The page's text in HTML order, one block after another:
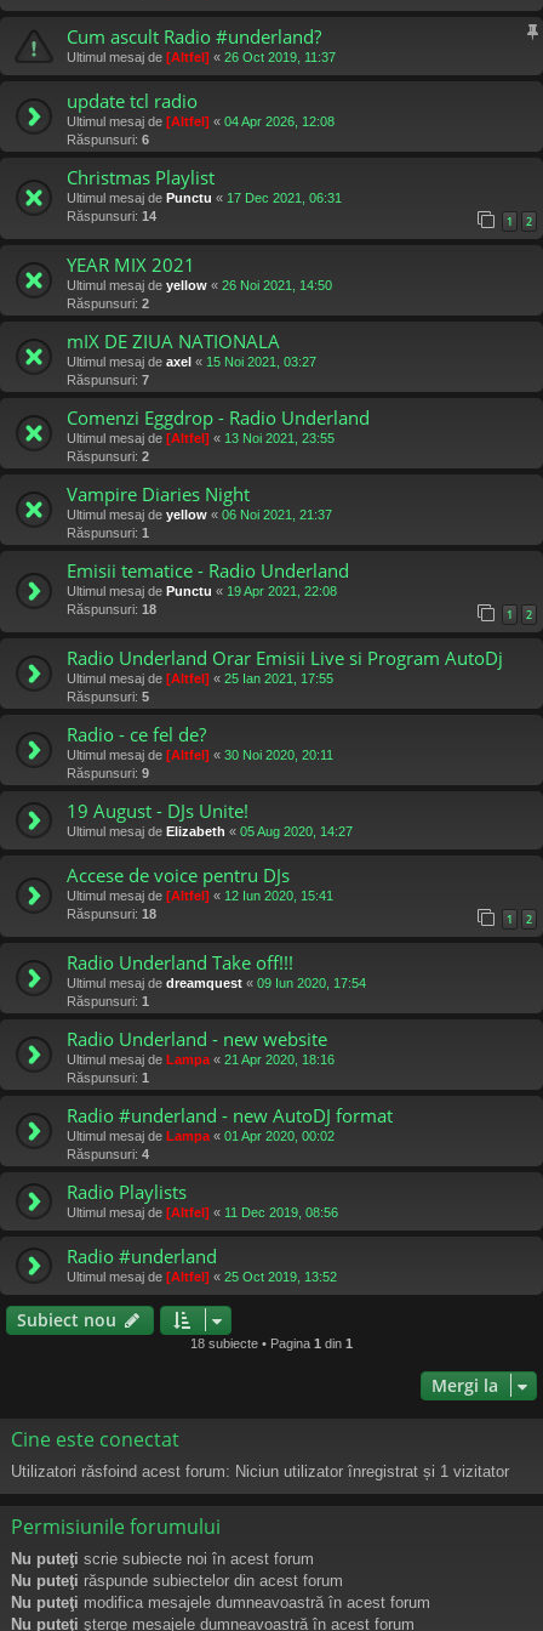
Cum ascult Radio #underland?
Ultimul mesaj de [Altfel] « 26 Oct 2019, 11:37
update tcl radio
Ultimul mesaj de [Altfel] « 04 Apr 2026, 12:08
Răspunsuri: 6
Christmas Playlist
Ultimul mesaj de Punctu « 17 Dec 2021, 06:31
Răspunsuri: 14 1 2
YEAR MIX 2021
Ultimul mesaj de yellow « 26 Noi 2021, 14:50
Răspunsuri: 2
mIX DE ZIUA NATIONALA
Ultimul mesaj de axel « 15 Noi 2021, 03:27
Răspunsuri: 7
Comenzi Eggdrop - Radio Underland
Ultimul mesaj de [Altfel] « 13 Noi 2021, 23:55
Răspunsuri: 2
Vampire Diaries Night
Ultimul mesaj de yellow « 06 Noi 2021, 21:37
Răspunsuri: 1
Emisii tematice - Radio Underland
Ultimul mesaj de Punctu « 19 Apr 2021, 22:08
Răspunsuri: 18 1 2
Radio Underland Orar Emisii Live si Program AutoDj
Ultimul mesaj de [Altfel] « 25 Ian 2021, 17:55
Răspunsuri: 5
Radio - ce fel de?
Ultimul mesaj de [Altfel] « 30 Noi 2020, 20:11
Răspunsuri: 9
19 August - DJs Unite!
Ultimul mesaj de Elizabeth « 05 Aug 2020, 14:27
Accese de voice pentru DJs
Ultimul mesaj de [Altfel] « 12 Iun 2020, 15:41
Răspunsuri: 18 1 2
Radio Underland Take off!!!
Ultimul mesaj de dreamquest « 09 Iun 2020, 17:54
Răspunsuri: 1
Radio Underland - new website
Ultimul mesaj de Lampa « 21 Apr 2020, 18:16
Răspunsuri: 1
Radio #underland - new AutoDJ format
Ultimul mesaj de Lampa « 01 Apr 2020, 00:02
Răspunsuri: 4
Radio Playlists
Ultimul mesaj de [Altfel] « 11 Dec 2019, 08:56
Radio #underland
Ultimul mesaj de [Altfel] « 25 Oct 2019, 13:52
Subiect nou
18 subiecte • Pagina 1 din 1
Mergi la
Cine este conectat
Utilizatori răsfoind acest forum: Niciun utilizator înregistrat și 1 vizitator
Permisiunile forumului
Nu puteţi scrie subiecte noi în acest forum
Nu puteţi răspunde subiectelor din acest forum
Nu puteţi modifica mesajele dumneavoastră în acest forum
Nu puteţi şterge mesajele dumneavoastră în acest forum